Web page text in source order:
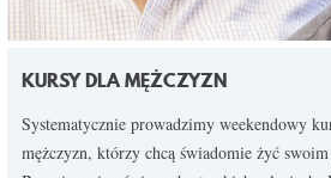
KURSY DLA MĘŻCZYZN
Systematycznie prowadzimy weekendowy
mężczyzn, którzy chcą świadomie żyć